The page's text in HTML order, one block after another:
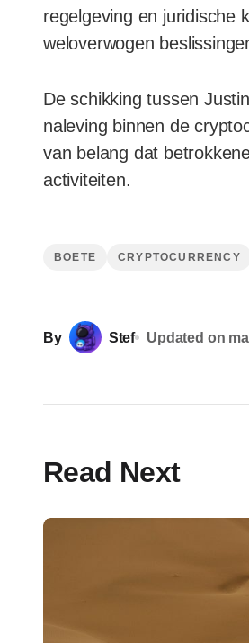
regelgeving en juridische
weloverwogen
De schikking tussen
naleving binnen de
van belang dat
activiteiten.
BOETE CRYPTOCURRENCY
By Stef Updated on
Read Next